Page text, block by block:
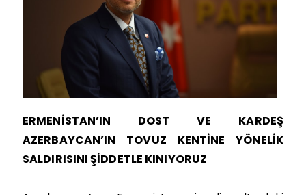
ERMENİSTAN’IN DOST VE KARDEŞ
AZERBAYCAN’IN TOVUZ KENTİNE YÖNELİK
SALDIRISINI ŞİDDETLE KINIYORUZ